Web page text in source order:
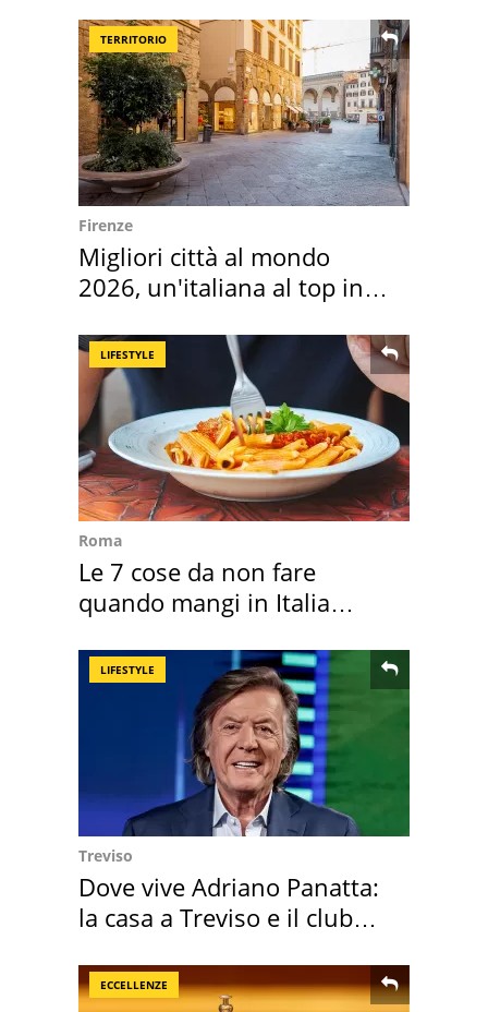
TERRITORIO
Firenze
Migliori città al mondo
2026, un'italiana al top in
LIFESTYLE
Roma
Le 7 cose da non fare
quando mangi in Italia
LIFESTYLE
Treviso
Dove vive Adriano Panatta:
la casa a Treviso e il club
ECCELLENZE